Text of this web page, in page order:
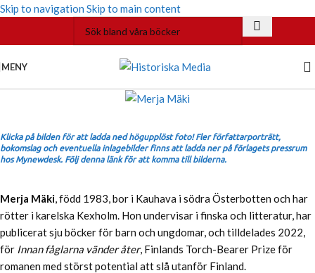
Skip to navigation Skip to main content
MENY
Klicka på bilden för att ladda ned högupplöst foto! Fler författarporträtt,
bokomslag och eventuella inlagebilder finns att ladda ner på förlagets pressrum
hos Mynewdesk. Följ denna länk för att komma till bilderna.
Merja Mäki, född 1983, bor i Kauhava i södra Österbotten och har
rötter i karelska Kexholm. Hon undervisar i finska och litteratur, har
publicerat sju böcker för barn och ungdomar, och tilldelades 2022,
för Innan fåglarna vänder åter, Finlands Torch-Bearer Prize för
romanen med störst potential att slå utanför Finland.